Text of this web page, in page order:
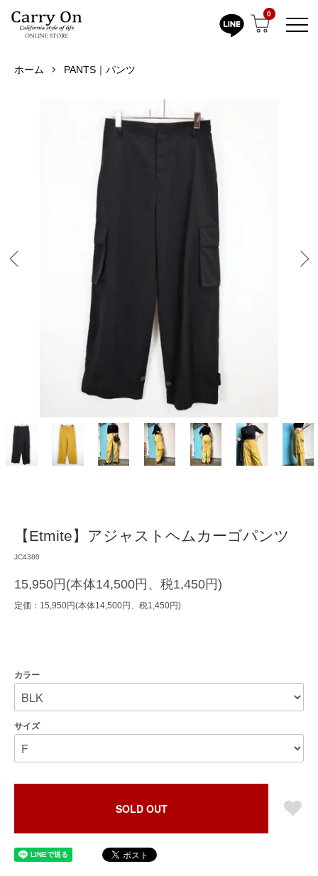
0
ホーム PANTS｜パンツ
【Etmite】アジャストヘムカーゴパンツ
JC4380
15,950円(本体14,500円、税1,450円)
定価：15,950円(本体14,500円、税1,450円)
カラー
サイズ
SOLD OUT